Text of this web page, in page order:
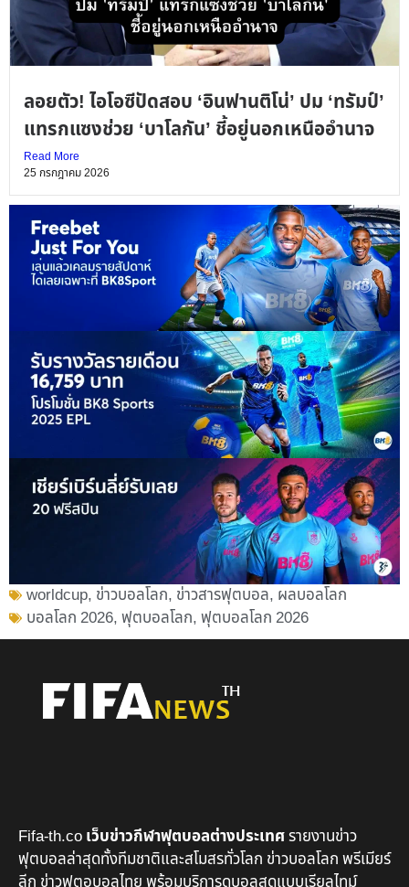
ลอยตัว! ไอโอซีปัดสอบ ‘อินฟานติโน่’ ปม ‘ทรัมป์’
แทรกแซงช่วย ‘บาโลกัน’ ชี้อยู่นอกเหนืออำนาจ
Read More
25 กรกฎาคม 2026
worldcup, ข่าวบอลโลก, ข่าวสารฟุตบอล, ผลบอลโลก
บอลโลก 2026,ฟุตบอลโลก,ฟุตบอลโลก 2026
Fifa-th.coเว็บข่าวกีฬาฟุตบอลต่างประเทศรายงานข่าว
ฟุตบอลล่าสุดทั้งทีมชาติและสโมสรทั่วโลก ข่าวบอลโลก พรีเมียร์
ลีก ข่าวฟุตอบอลไทย พร้อมบริการดูบอลสดแบบเรียลไทม์